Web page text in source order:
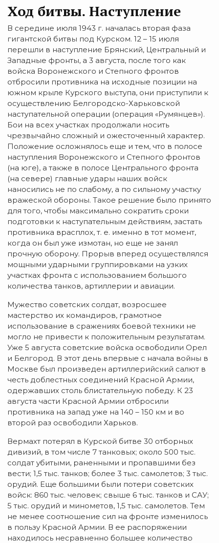
Ход битвы. Наступление
В середине июля 1943 г. началась вторая фаза
гигантской битвы под Курском. 12 – 15 июля
перешли в наступление Брянский, Центральный и
Западные фронты, а 3 августа, после того как
войска Воронежского и Степного фронтов
отбросили противника на исходные позиции на
южном крыле Курского выступа, они приступили к
осуществлению Белгородско-Харьковской
наступательной операции (операция «Румянцев»).
Бои на всех участках продолжали носить
чрезвычайно сложный и ожесточенный характер.
Положение осложнялось еще и тем, что в полосе
наступления Воронежского и Степного фронтов
(на юге), а также в полосе Центрального фронта
(на севере) главные удары наших войск
наносились не по слабому, а по сильному участку
вражеской обороны. Такое решение было принято
для того, чтобы максимально сократить сроки
подготовки к наступательным действиям, застать
противника врасплох, т. е. именно в тот момент,
когда он был уже измотан, но еще не занял
прочную оборону. Прорыв вперед осуществлялся
мощными ударными группировками на узких
участках фронта с использованием большого
количества танков, артиллерии и авиации.
Мужество советских солдат, возросшее
мастерство их командиров, грамотное
использование в сражениях боевой техники не
могло не привести к положительным результатам.
Уже 5 августа советские войска освободили Орел
и Белгород. В этот день впервые с начала войны в
Москве был произведен артиллерийский салют в
честь доблестных соединений Красной Армии,
одержавших столь блистательную победу. К 23
августа части Красной Армии отбросили
противника на запад уже на 140 – 150 км и во
второй раз освободили Харьков.
Вермахт потерял в Курской битве 30 отборных
дивизий, в том числе 7 танковых; около 500 тыс.
солдат убитыми, раненными и пропавшими без
вести; 1,5 тыс. танков; более 3 тыс. самолетов; 3 тыс.
орудий. Еще большими были потери советских
войск: 860 тыс. человек; свыше 6 тыс. танков и САУ;
5 тыс. орудий и минометов, 1,5 тыс. самолетов. Тем
не менее соотношение сил на фронте изменилось
в пользу Красной Армии. В ее распоряжении
находилось несравненно большее количество